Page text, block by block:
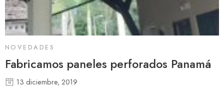
NOVEDADES
Fabricamos paneles perforados Panamá
13 diciembre, 2019